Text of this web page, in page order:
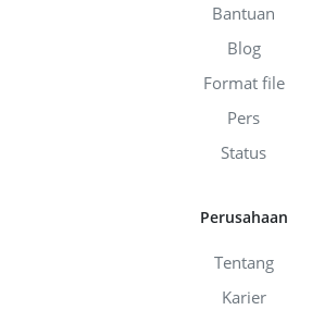
Bantuan
Blog
Format file
Pers
Status
Perusahaan
Tentang
Karier